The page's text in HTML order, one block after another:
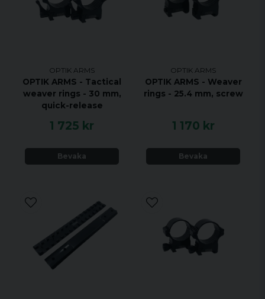
OPTIK ARMS
OPTIK ARMS - Tactical
weaver rings - 30 mm,
quick-release
1 725 kr
Bevaka
OPTIK ARMS
OPTIK ARMS - Weaver
rings - 25.4 mm, screw
1 170 kr
Bevaka